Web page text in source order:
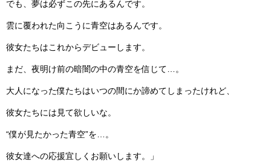
でも、夢は必ずこの先にあるんです。
雲に覆われた向こうに⻘空はあるんです。
彼⼥たちはこれからデビューします。
まだ、夜明け前の暗闇の中の⻘空を信じて…。
⼤⼈になった僕たちはいつの間にか諦めてしまったけれど、
彼⼥たちには⾒て欲しいな。
“僕が⾒たかった⻘空”を…。
彼⼥達への応援宜しくお願いします。」